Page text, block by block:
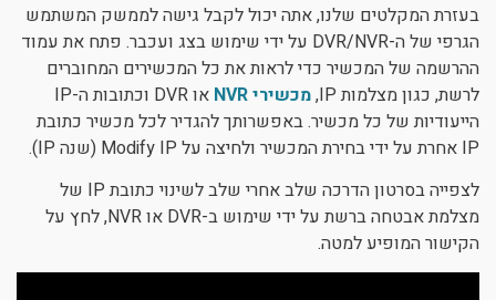
בעזרת המקלטים שלנו, אתה יכול לקבל גישה לממשק המשתמש
הגרפי של ה-DVR/NVR על ידי שימוש בצג ועכבר. פתח את עמוד
ההרשמה של המכשיר כדי לראות את כל המכשירים המחוברים
לרשת, כגון מצלמות IP,
מכשירי NVR
או DVR וכתובות ה-IP
הייעודיות של כל מכשיר. באפשרותך להגדיר לכל מכשיר כתובת
IP אחרת על ידי בחירת המכשיר ולחיצה על Modify IP (שנה IP).
לצפייה בסרטון הדרכה שלב אחרי שלב לשינוי כתובת IP של
מצלמת אבטחה ברשת על ידי שימוש ב-DVR או NVR, לחץ על
הקישור המופיע למטה.